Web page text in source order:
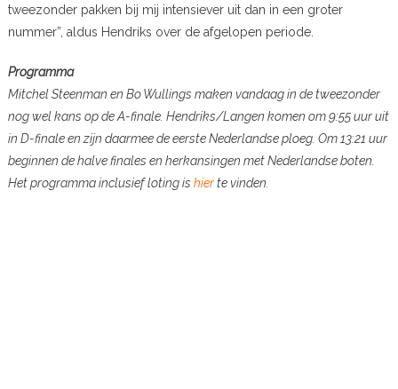
tweezonder pakken bij mij intensiever uit dan in een groter
nummer”, aldus Hendriks over de afgelopen periode.
Programma
Mitchel Steenman en Bo Wullings maken vandaag in de tweezonder
nog wel kans op de A-finale. Hendriks/Langen komen om 9:55 uur uit
in D-finale en zijn daarmee de eerste Nederlandse ploeg. Om 13:21 uur
beginnen de halve finales en herkansingen met Nederlandse boten.
Het programma inclusief loting is hierte vinden.